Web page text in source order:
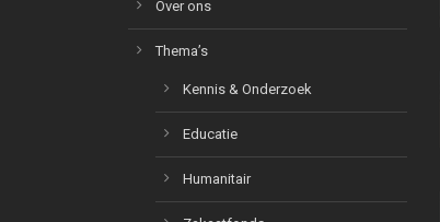
Over ons
Thema’s
Kennis & Onderzoek
Educatie
Humanitair